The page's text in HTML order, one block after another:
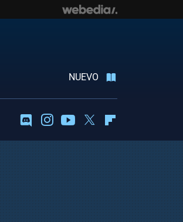
NUEVO
DiscordInstagramYoutubeTwitter